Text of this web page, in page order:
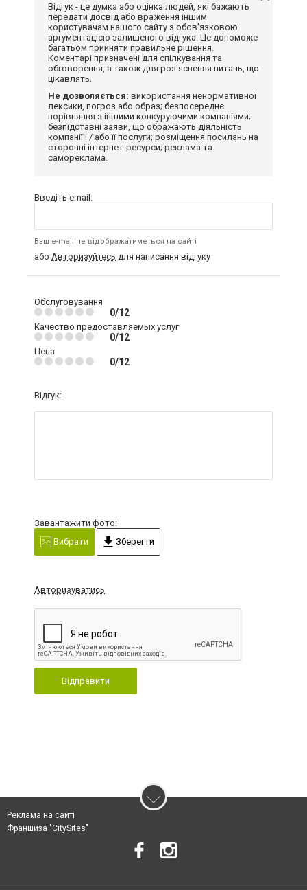
Відгук - це думка або оцінка людей, які бажають
передати досвід або враження іншим
користувачам нашого сайту з обов'язковою
аргументацією залишеного відгука. Це допоможе
багатьом прийняти правильне рішення.
Коментарі призначені для спілкування та
обговорення, а також для роз'яснення питань, що
цікавлять.
Не дозволяється: використання ненормативної
лексики, погроз або образ; безпосереднє
порівняння з іншими конкуруючими компаніями;
безпідставні заяви, що ображають діяльність
компанії і / або її послуги; розміщення посилань на
сторонні інтернет-ресурси; реклама та
самореклама.
Введіть email:
Ваш e-mail не відображатиметься на сайті
або Авторизуйтесь для написання відгуку
Обслуговування
0/12
Качество предоставляемых услуг
0/12
Цена
0/12
Відгук:
Завантажити фото:
Вибрати
Зберегти
Авторизуватись
Відправити
Реклама на сайті
Франшиза "CitySites"